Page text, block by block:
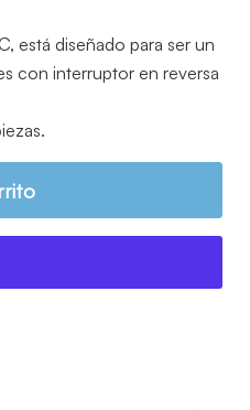
está diseñado para ser un
con interruptor en reversa